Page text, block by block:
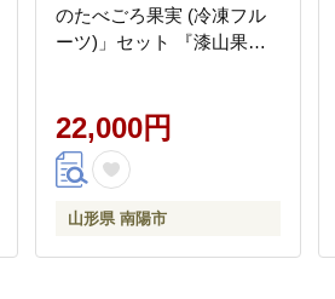
のたべごろ果実 (冷凍フル
ーツ)」セット 『漆山果樹
ウェア 山形県 南陽市
[2353]
22,000円
山形県 南陽市